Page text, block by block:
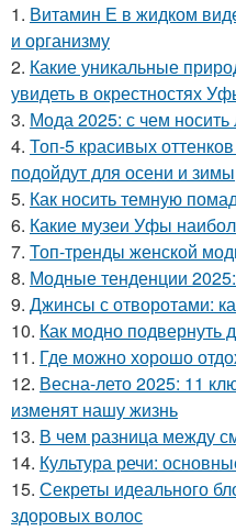
1. Витамин Е в жидком
и организму
2. Какие уникальные
увидеть в окрестностях
3. Мода 2025: с чем
4. Топ-5 красивых
подойдут для осени и зимы
5. Как носить темную
6. Какие музеи Уфы
7. Топ-тренды женской
8. Модные тенденции 2025:
9. Джинсы с отворотами:
10. Как модно подвернуть
11. Где можно хорошо
12. Весна-лето 2025: 11
изменят нашу жизнь
13. В чем разница между
14. Культура речи:
15. Секреты идеального
здоровых волос